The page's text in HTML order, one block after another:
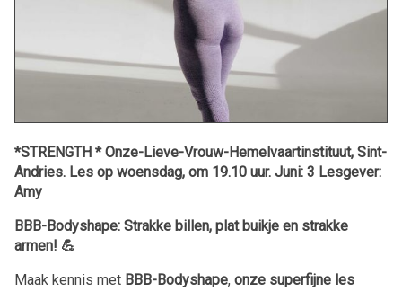
*STRENGTH * Onze-Lieve-Vrouw-Hemelvaartinstituut, Sint-
Andries. Les op woensdag, om 19.10 uur. Juni: 3 Lesgever:
Amy
BBB-Bodyshape: Strakke billen, plat buikje en strakke
armen! 💪
Maak kennis met BBB-Bodyshape, onze superfijne les